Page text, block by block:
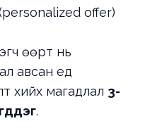
offer)
өөрт нь
авсан үед
хийх магадлал 3-
.